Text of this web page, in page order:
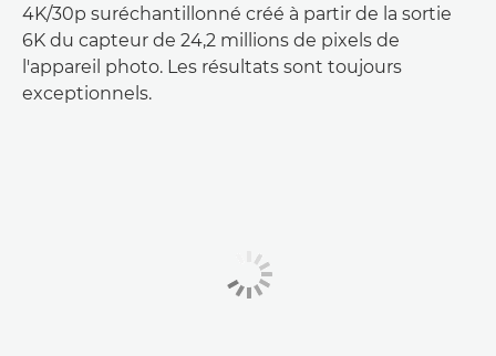
4K/30p suréchantillonné créé à partir de la sortie
6K du capteur de 24,2 millions de pixels de
l'appareil photo. Les résultats sont toujours
exceptionnels.